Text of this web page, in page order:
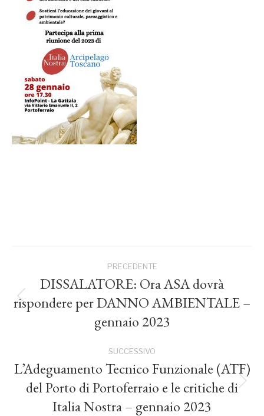
tra
PRECEDENTE
Post
precedente:
DISSALATORE: Ora ASA dovrà
rispondere per DANNO AMBIENTALE –
gennaio 2023
SUCCESSIVO
Prossimo
post:
L’Adeguamento Tecnico Funzionale (ATF)
del Porto di Portoferraio e le critiche di
Italia Nostra – gennaio 2023